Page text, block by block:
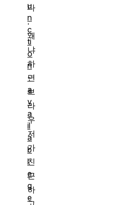
다
.
왜
냐
하
면
브
라
우
저
가
친
근
하
u
n
c
ti
o
n
-
a
v
a
il
a
b
l
e
g
e